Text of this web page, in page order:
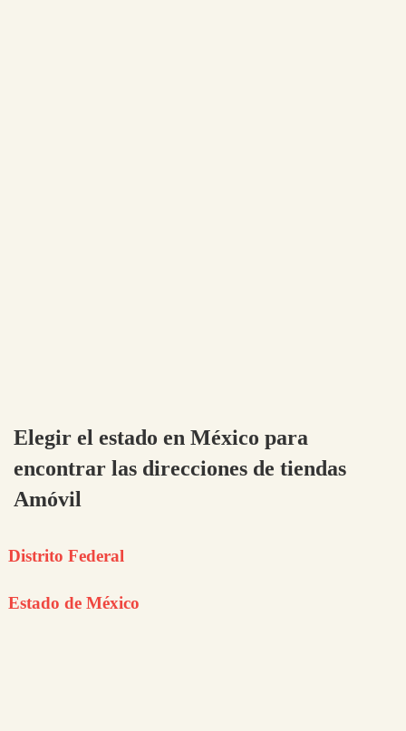
Elegir el estado en México para
encontrar las direcciones de tiendas
Amóvil
Distrito Federal
Estado de México